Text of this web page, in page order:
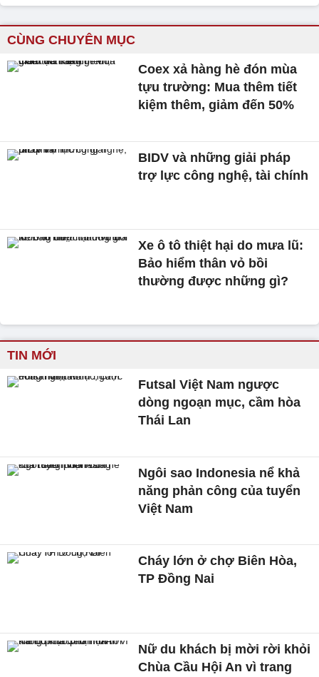
CÙNG CHUYÊN MỤC
Coex xả hàng hè đón mùa
tựu trường: Mua thêm tiết
kiệm thêm, giảm đến 50%
BIDV và những giải pháp
trợ lực công nghệ, tài chính
Xe ô tô thiệt hại do mưa lũ:
Bảo hiểm thân vỏ bồi
thường được những gì?
TIN MỚI
Futsal Việt Nam ngược
dòng ngoạn mục, cầm hòa
Thái Lan
Ngôi sao Indonesia nể khả
năng phản công của tuyển
Việt Nam
Cháy lớn ở chợ Biên Hòa,
TP Đồng Nai
Nữ du khách bị mời rời khỏi
Chùa Cầu Hội An vì trang